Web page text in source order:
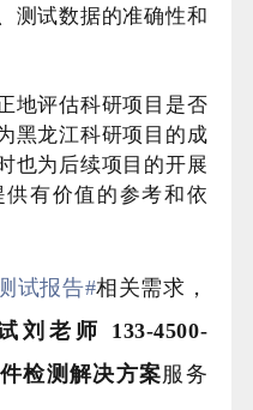
测试数据的准确性和
地评估科研项目是否
黑龙江科研项目的成
也为后续项目的开展
有价值的参考和依
试报告#相关需求，
刘老师 133-4500-
检测解决方案服务